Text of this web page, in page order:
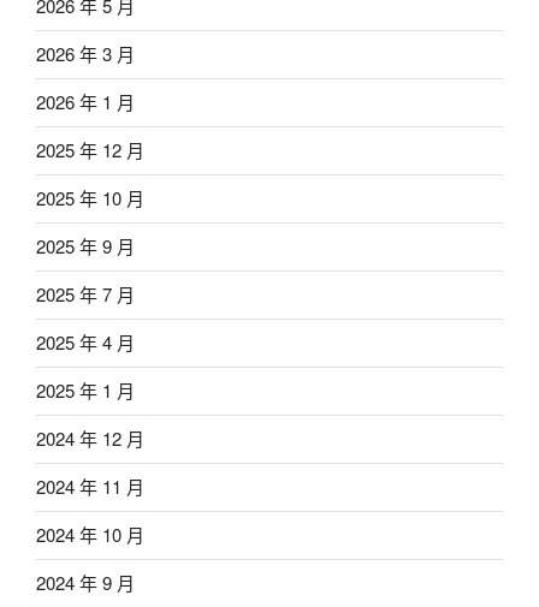
2026 年 5 月
2026 年 3 月
2026 年 1 月
2025 年 12 月
2025 年 10 月
2025 年 9 月
2025 年 7 月
2025 年 4 月
2025 年 1 月
2024 年 12 月
2024 年 11 月
2024 年 10 月
2024 年 9 月